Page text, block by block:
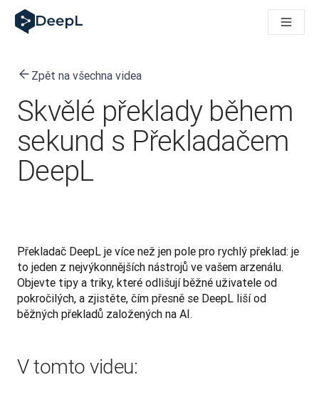
DeepL pro agenty s AI
Translation Flow pro překlad v DeepL: Nové pracovní
Seznamte se s Translation Flow: Lokalizace, která
Jak vyvíjíme systém posouzení kvality překladu pro DeepL
Od kvalitního překladu po platformu pro hlasový překlad
Building an instantly accessible voice demo with DeepL
Zpět na všechna videa
Skvělé překlady během
sekund s Překladačem
DeepL
Překladač DeepL je více než jen pole pro rychlý překlad: je
to jeden z nejvýkonnějších nástrojů ve vašem arzenálu.
Objevte tipy a triky, které odlišují běžné uživatele od
pokročilých, a zjistěte, čím přesně se DeepL liší od
běžných překladů založených na AI.
V tomto videu: